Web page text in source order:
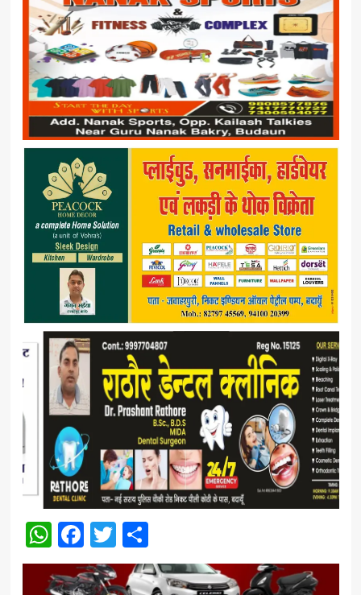
WhatsApp
Facebook
Twitter
Share